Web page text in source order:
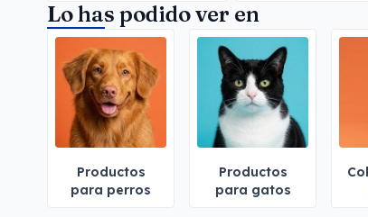
Lo has podido ver en
Productos
para perros
Productos
para gatos